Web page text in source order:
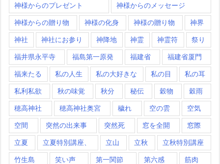
神様からのプレゼント 神様からのメッセージ
神様からの贈り物 神様の化身 神様の贈り物 神界
神社 神社にお参り 神降地 神霊 神霊符 祭り
福井県永平寺 福島第一原発 福建省 福建省厦門
福来たる 私の人生 私の大好きな 私の目 私の耳
私利私欲 秋の味覚 秋分 秘伝 穀物 穀雨
穂高神社 穂高神社奥宮 穢れ 空の雲 空気
空間 突然の出来事 突然死 窓を全開 窓際
立夏 立夏特別講座、 立山 立秋 立秋特別講座
竹生島 笑い声 第一関節 第六感 筋肉